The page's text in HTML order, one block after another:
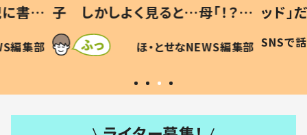
？」
編集部
ッド」だった 父が“ウチ給食”を
作り続ける理由とは #令和の親
#令和の子
SNSで話題 ほ・とせなNEWS編集部
が、抱
「涙
い」